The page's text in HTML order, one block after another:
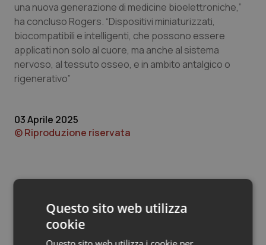
Veneto
Oncoematologia
Oncologia & Nutrizione
Psoriasi & pelle
Quotidiano Chirurgia
Rene & patologie urogenitali
una nuova generazione di medicine bioelettroniche,”
ha concluso Rogers. “Dispositivi miniaturizzati,
biocompatibili e intelligenti, che possono essere
applicati non solo al cuore, ma anche al sistema
nervoso, al tessuto osseo, e in ambito antalgico o
rigenerativo”
03 Aprile 2025
© Riproduzione riservata
Potrebbe interessarti in
Questo sito web utilizza
cookie